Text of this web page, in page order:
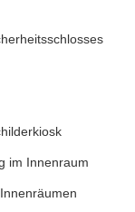
im Innenraum